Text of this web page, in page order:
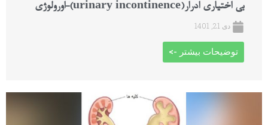
بی اختیاری ادرار(urinary incontinence)-اورولوژی
دی 21, 1401
توضیحات بیشتر ->